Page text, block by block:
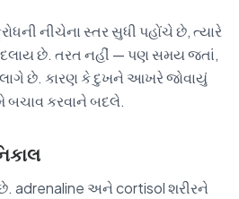
નીચેના સ્તર સુધી પહોંચે છે, ત્યારે
છે. તરત નહીં — પણ સમય જતાં,
છે. કારણ કે દુખને આખરે જોવાયું
બચાવ કરવાને બદલે.
છે. adrenaline અને cortisol શરીરને